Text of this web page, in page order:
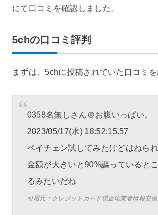
にて口コミを確認しました。
5chの口コミ評判
まずは、5chに投稿されていた口コミを
0358名無しさん＠お腹いっぱい。
2023/05/17(水) 18:52:15.57
ペイチェン試してみたけどはねら
金額が大きいと90%謳っていると
るみたいだね
引用元：クレジットカード現金化業者情報交